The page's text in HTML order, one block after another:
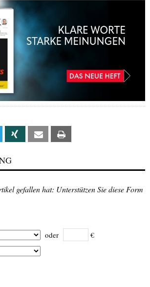
Linkedin Xing Email
gefallen hat: Unterstützen Sie diese Form
oder €